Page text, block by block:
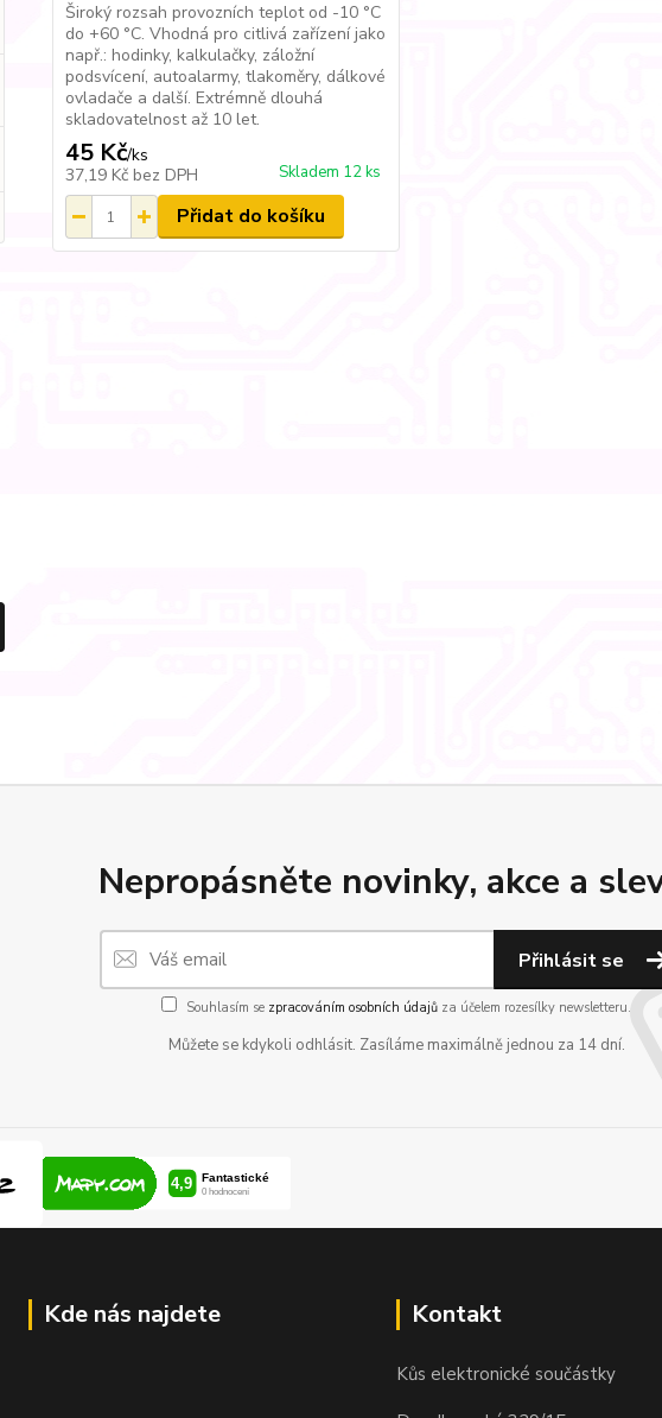
Široký rozsah provozních teplot od -10 °C
do +60 °C. Vhodná pro citlivá zařízení jako
např.: hodinky, kalkulačky, záložní
podsvícení, autoalarmy, tlakoměry, dálkové
ovladače a další. Extrémně dlouhá
skladovatelnost až 10 let.
45 Kč/ks
37,19 Kč bez DPH Skladem 12 ks
Přidat do košíku
Nepropásněte novinky, akce a
Přihlásit se
Souhlasím se zpracováním osobních údajů za účelem rozesílky newsletteru.
Můžete se kdykoli odhlásit. Zasíláme maximálně jednou za 14 dní.
Kde nás najdete Kontakt
Kůs elektronické součástky